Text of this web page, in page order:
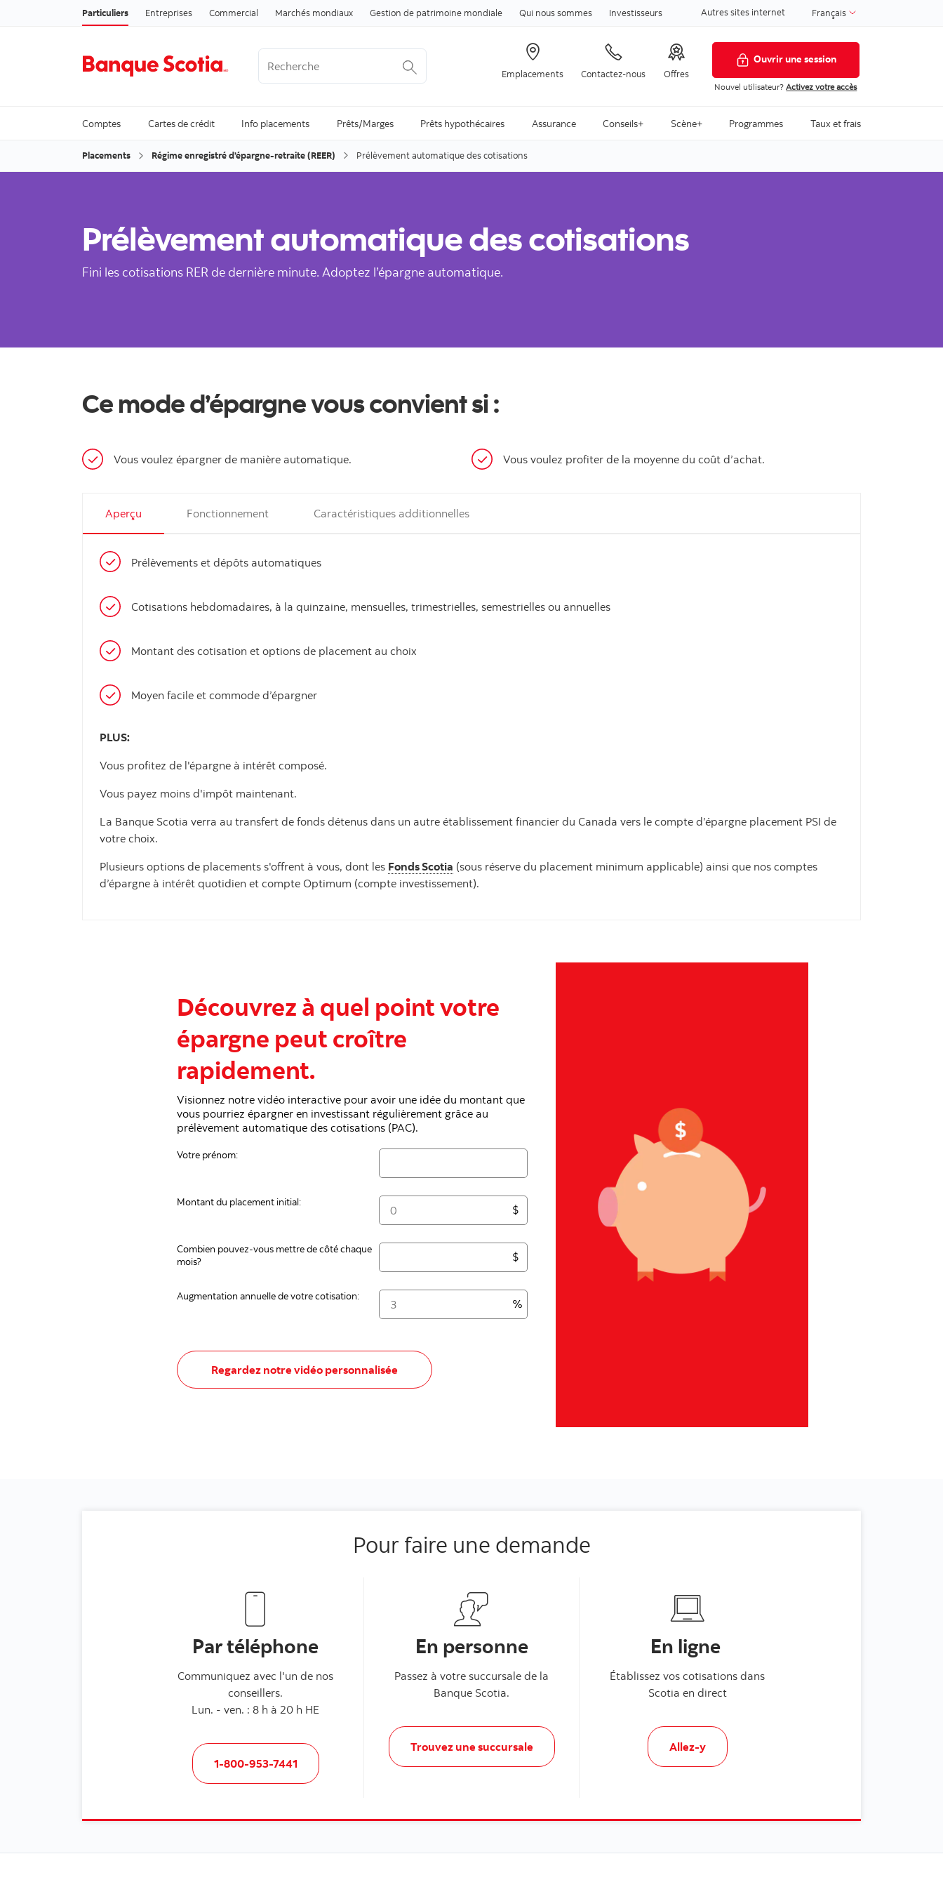
Passer au contenu
Particuliers Entreprises Commercial Marchés mondiaux Gestion de patrimoine mondiale Qui nous sommes Investisseurs Autres sites internet Français
Emplacements Contactez-nous Offres
Ouvrir une session
Nouvel utilisateur?Activez votre accès
Comptes Cartes de crédit Info placements Prêts/Marges Prêts hypothécaires Assurance Conseils+ Scène+ Programmes Taux et frais
Placements Régime enregistré d’épargne-retraite (REER) Prélèvement automatique des cotisations
Prélèvement automatique des cotisations
Fini les cotisations RER de dernière minute. Adoptez l’épargne automatique.
Ce mode d’épargne vous convient si :
Vous voulez épargner de manière automatique. Vous voulez profiter de la moyenne du coût d’achat.
Aperçu Fonctionnement Caractéristiques additionnelles
Prélèvements et dépôts automatiques
Cotisations hebdomadaires, à la quinzaine, mensuelles, trimestrielles, semestrielles ou annuelles
Montant des cotisation et options de placement au choix
Moyen facile et commode d’épargner
PLUS:
Vous profitez de l'épargne à intérêt composé.
Vous payez moins d'impôt maintenant.
La Banque Scotia verra au transfert de fonds détenus dans un autre établissement financier du Canada vers le compte d’épargne placement PSI de
votre choix.
Plusieurs options de placements s'offrent à vous, dont les Fonds Scotia (sous réserve du placement minimum applicable) ainsi que nos comptes
d’épargne à intérêt quotidien et compte Optimum (compte investissement).
Pour faire une demande
Par téléphone
Communiquez avec l'un de nos
conseillers.
Lun. - ven. : 8 h à 20 h HE
1-800-953-7441
En personne
Passez à votre succursale de la
Banque Scotia.
Trouvez une succursale
En ligne
Établissez vos cotisations dans
Scotia en direct
Allez-y